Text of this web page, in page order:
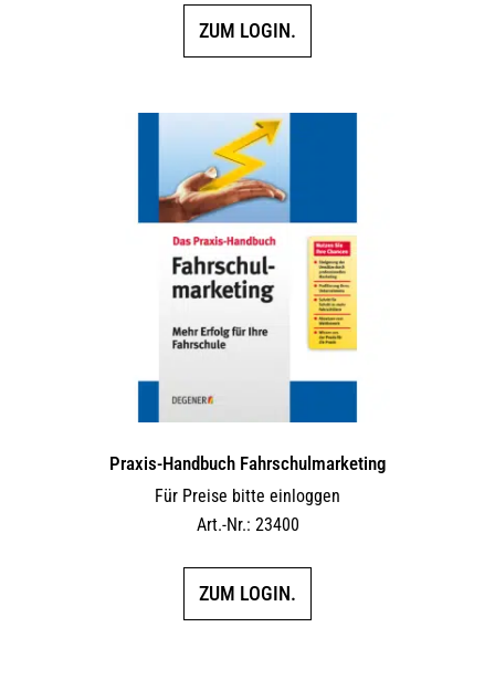
ZUM LOGIN.
Praxis-Handbuch Fahrschulmarketing
Für Preise bitte einloggen
Art.-Nr.: 23400
ZUM LOGIN.